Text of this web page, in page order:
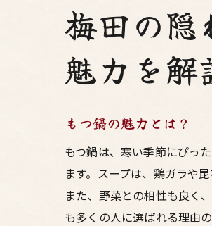
梅田の隠
魅力を解
もつ鍋の魅力とは？
もつ鍋は、寒い季節にぴっ
ます。スープは、鶏ガラや
また、野菜との相性も良く
も多くの人に選ばれる理由の